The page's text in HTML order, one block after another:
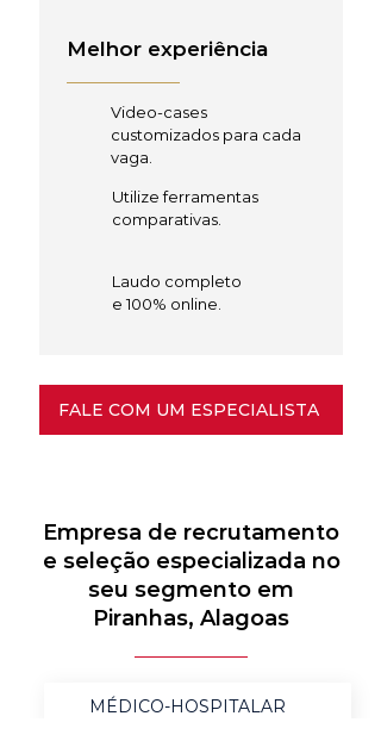
Melhor experiência
Video-cases
customizados para cada
vaga.
Utilize ferramentas
comparativas.
Laudo completo
e 100% online.
FALE COM UM ESPECIALISTA
Empresa de recrutamento
e seleção especializada no
seu segmento em
Piranhas, Alagoas
MÉDICO-HOSPITALAR